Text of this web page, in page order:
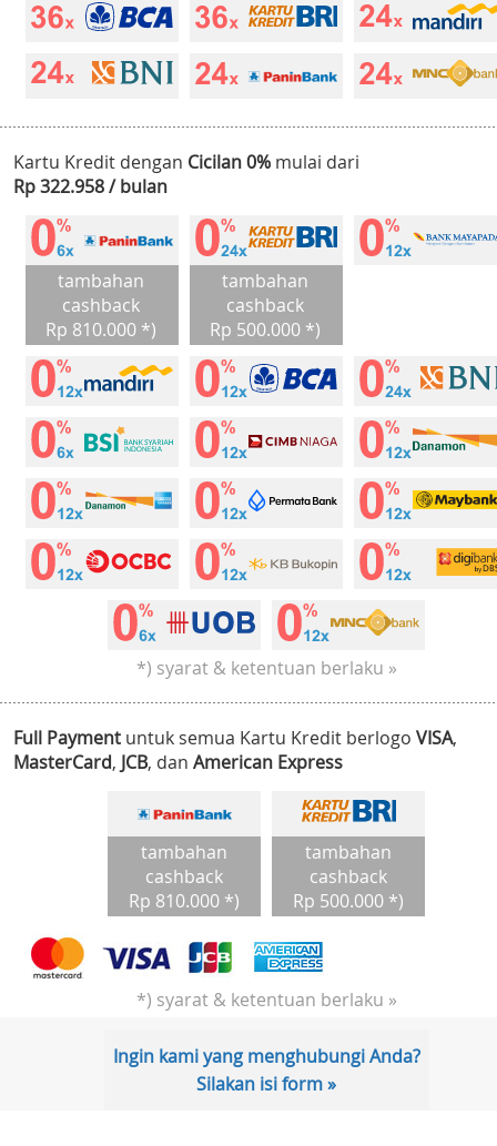
Kartu Kredit dengan Cicilan 0% mulai dari
Rp 322.958 / bulan
tambahan
cashback
Rp 810.000 *)
tambahan
cashback
Rp 500.000 *)
*) syarat & ketentuan berlaku »
Full Payment untuk semua Kartu Kredit berlogo VISA,
MasterCard, JCB, dan American Express
tambahan
cashback
Rp 810.000 *)
tambahan
cashback
Rp 500.000 *)
*) syarat & ketentuan berlaku »
Ingin kami yang menghubungi Anda?
Silakan isi form »